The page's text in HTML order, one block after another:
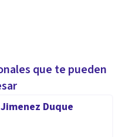
cada actividad de
de trabajar siempre se
que te pueden
Duque